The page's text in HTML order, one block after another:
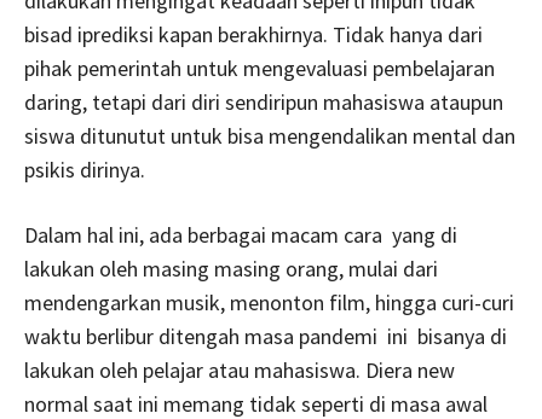
bisad iprediksi kapan berakhirnya. Tidak hanya dari
pihak pemerintah untuk mengevaluasi pembelajaran
daring, tetapi dari diri sendiripun mahasiswa ataupun
siswa ditunutut untuk bisa mengendalikan mental dan
psikis dirinya.
Dalam hal ini, ada berbagai macam cara yang di
lakukan oleh masing masing orang, mulai dari
mendengarkan musik, menonton film, hingga curi-curi
waktu berlibur ditengah masa pandemi ini bisanya di
lakukan oleh pelajar atau mahasiswa. Diera new
normal saat ini memang tidak seperti di masa awal